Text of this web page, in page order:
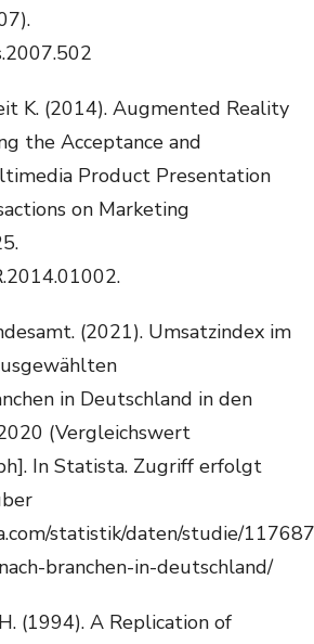
K. (2014). Augmented Reality
the Acceptance and
Product Presentation
on Marketing
(2021). Umsatzindex im
in Deutschland in den
(Vergleichswert
In Statista. Zugriff erfolgt
statistik/daten/studie/
branchen-in-deutschland/
(1994). A Replication of